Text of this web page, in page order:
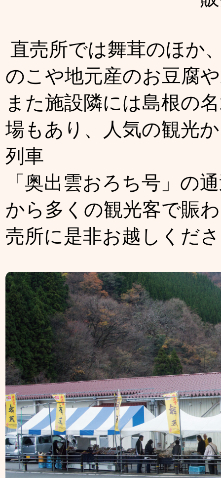
直売所では舞茸のほか
のこや地元産のお豆腐
また施設隣には島根の
場もあり、人気の観光
列車
「奥出雲おろち号」の
から多くの観光客で賑
売所に是非お越しくだ